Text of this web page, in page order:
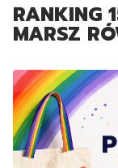
RANKING
MARSZ